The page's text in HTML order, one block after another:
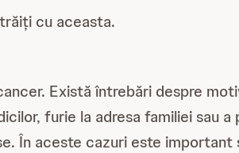
cu aceasta.
Există întrebări despre
furie la adresa familiei sau
În aceste cazuri este